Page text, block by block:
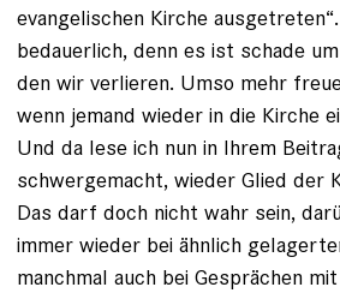
evangelischen Kirche
bedauerlich, denn es ist schade
den wir verlieren. Umso mehr
wenn jemand wieder in die Kirche
Und da lese ich nun in Ihrem
schwergemacht, wieder Glied der
Das darf doch nicht wahr sein,
immer wieder bei ähnlich
manchmal auch bei Gesprächen